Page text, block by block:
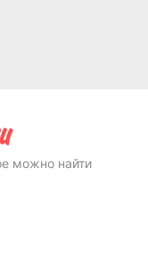
можно найти